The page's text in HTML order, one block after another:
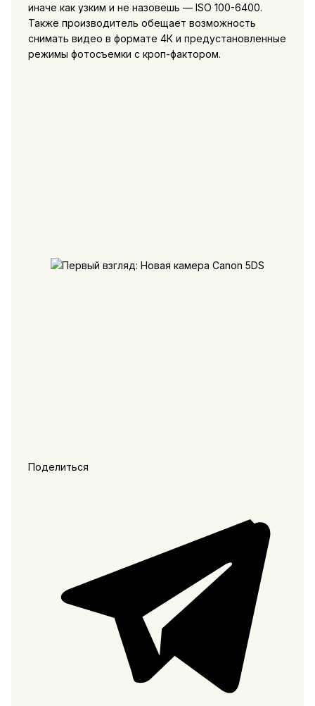
иначе как узким и не назовешь — ISO 100-6400.
Также производитель обещает возможность
снимать видео в формате 4К и предустановленные
режимы фотосъемки с кроп-фактором.
Поделиться